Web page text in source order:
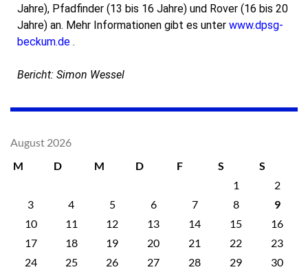
Jahre), Pfadfinder (13 bis 16 Jahre) und Rover (16 bis 20
Jahre) an. Mehr Informationen gibt es unter www.dpsg-
beckum.de .
Bericht: Simon Wessel
August 2026
M
D M D F S
S
1
2
3
4 5 6 7 8
9
10
11 12 13 14 15
16
17
18 19 20 21 22
23
24
25 26 27 28 29
30